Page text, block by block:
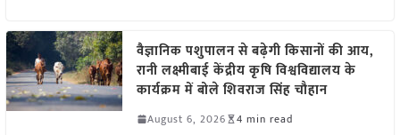
वैज्ञानिक पशुपालन से बढ़ेगी किसानों की आय,
रानी लक्ष्मीबाई केंद्रीय कृषि विश्वविद्यालय के
कार्यक्रम में बोले शिवराज सिंह चौहान
August 6, 2026 4 min read